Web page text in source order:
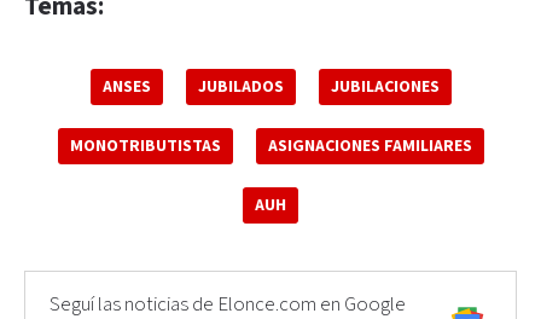
ANSES JUBILADOS JUBILACIONES
MONOTRIBUTISTAS ASIGNACIONES FAMILIARES
AUH
Seguí las noticias de Elonce.com en Google